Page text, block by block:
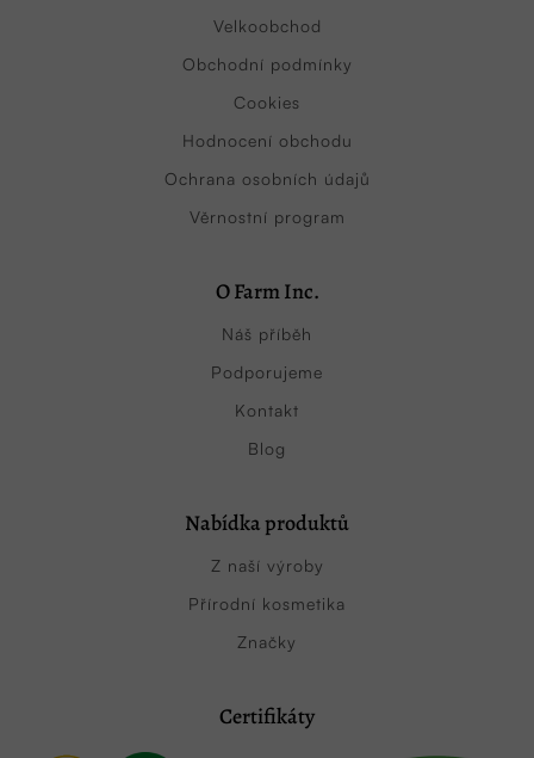
Velkoobchod
Obchodní podmínky
Cookies
Hodnocení obchodu
Ochrana osobních údajů
Věrnostní program
O Farm Inc.
Náš příběh
Podporujeme
Kontakt
Blog
Nabídka produktů
Z naší výroby
Přírodní kosmetika
Značky
Certifikáty